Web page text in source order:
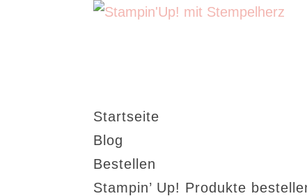
Startseite
Blog
Bestellen
Stampin’ Up! Produkte